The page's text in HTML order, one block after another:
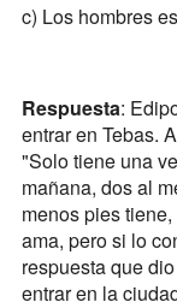
c) Los hombres
Respuesta:
entrar en Tebas.
"Solo tiene una
mañana, dos al
menos pies
ama, pero si lo
respuesta que
entrar en la